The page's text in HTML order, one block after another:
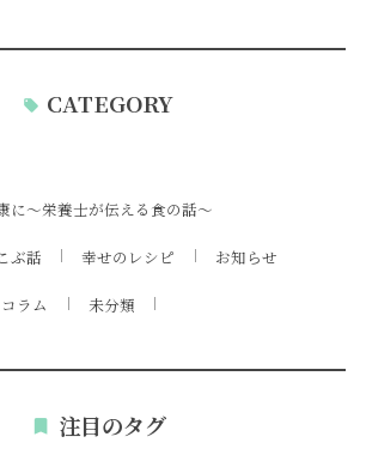
CATEGORY
に～栄養士が伝える食の話～
ぶ話 幸せのレシピ お知らせ
コラム 未分類
注目のタグ